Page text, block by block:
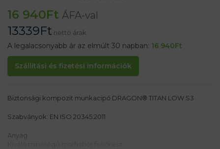
16 940Ft ÁFA-val
13339Ft nettó árak
A legalacsonyabb ár az elmúlt 30 napban: 16 940Ft
Szállítási és fizetési információk
Biztonsági kompozit munkacipő DRAGON® TITAN LOW S3
Szabványok: EN ISO 20345:2011
Anyag: